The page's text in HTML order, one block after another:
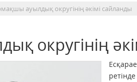
ауылдық округінің әкімі сайланды
округінің